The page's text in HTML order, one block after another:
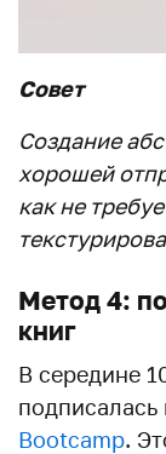
Совет
Создание
хорошей
как не
Метод 4:
книг
В середине
подписалась
Bootcamp.